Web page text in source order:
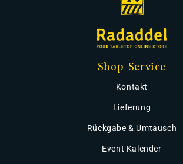
Shop-Service
Kontakt
Lieferung
Rückgabe & Umtausch
Event Kalender